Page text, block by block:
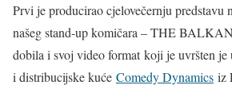
Prvi je producirao cjelovečernju predstavu
našeg stand-up komičara – THE
dobila i svoj video format koji je uvršten je
i distribucijske kuće Comedy Dynamics iz